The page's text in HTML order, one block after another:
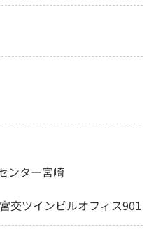
ンター宮崎
交ツインビルオフィス901